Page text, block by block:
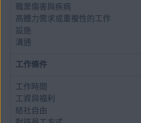
職業傷害與疾病
高體力需求或重複性的工作
設施
溝通
工作條件
工作時間
工資與福利
結社自由